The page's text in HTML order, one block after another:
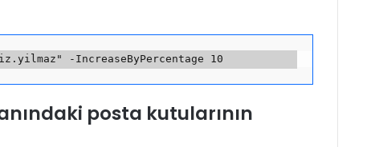
posta kutularının